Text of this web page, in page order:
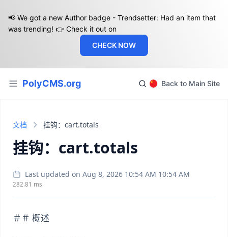
📢 We got a new Author badge - Trendsetter: Had an item that
was trending! 👉 Check it out on
CHECK NOW
PolyCMS.org Back to Main Site
文档 挂钩：cart.totals
挂钩：cart.totals
Last updated on Aug 8, 2026 10:54 AM 10:54 AM
282.81 ms
＃＃ 概述